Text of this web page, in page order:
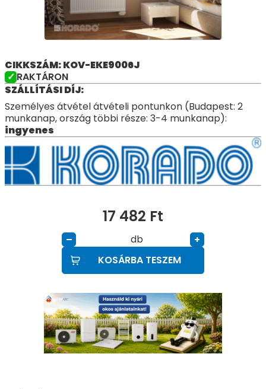
CIKKSZÁM: KOV-EKE9006J
RAKTÁRON
SZÁLLÍTÁSI DÍJ:
Személyes átvétel átvételi pontunkon (Budapest: 2
munkanap, ország többi része: 3-4 munkanap):
ingyenes
17 482 Ft
– db
+
KOSÁRBA TESZEM